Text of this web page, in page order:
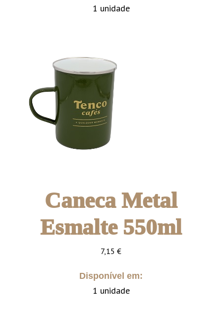
1 unidade
Caneca Metal
Esmalte 550ml
7,15 €
Disponível em:
1 unidade